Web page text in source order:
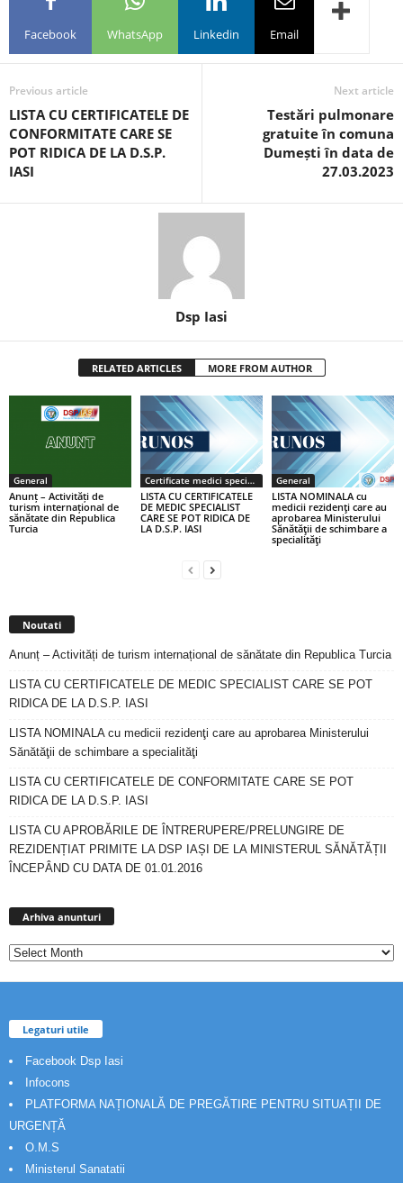
Facebook WhatsApp Linkedin Email
Previous article
LISTA CU CERTIFICATELE DE
CONFORMITATE CARE SE
POT RIDICA DE LA D.S.P.
IASI
Next article
Testări pulmonare
gratuite în comuna
Dumești în data de
27.03.2023
Dsp Iasi
RELATED ARTICLES MORE FROM AUTHOR
General
Anunț – Activități de
turism internațional de
sănătate din Republica
Turcia
Certificate medici specialiști / primari
LISTA CU CERTIFICATELE
DE MEDIC SPECIALIST
CARE SE POT RIDICA DE
LA D.S.P. IASI
General
LISTA NOMINALA cu
medicii rezidenţi care au
aprobarea Ministerului
Sănătăţii de schimbare a
specialităţi
Noutati
Anunț – Activități de turism internațional de sănătate din Republica Turcia
LISTA CU CERTIFICATELE DE MEDIC SPECIALIST CARE SE POT
RIDICA DE LA D.S.P. IASI
LISTA NOMINALA cu medicii rezidenţi care au aprobarea Ministerului
Sănătăţii de schimbare a specialităţi
LISTA CU CERTIFICATELE DE CONFORMITATE CARE SE POT
RIDICA DE LA D.S.P. IASI
LISTA CU APROBĂRILE DE ÎNTRERUPERE/PRELUNGIRE DE
REZIDENȚIAT PRIMITE LA DSP IAȘI DE LA MINISTERUL SĂNĂTĂȚII
ÎNCEPÂND CU DATA DE 01.01.2016
Arhiva anunturi
Legaturi utile
Facebook Dsp Iasi
Infocons
PLATFORMA NAȚIONALĂ DE PREGĂTIRE PENTRU SITUAȚII DE
URGENȚĂ
O.M.S
Ministerul Sanatatii